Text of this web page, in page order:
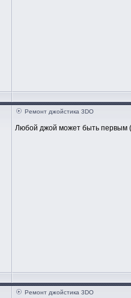
Ремонт джойстика 3DO
Любой джой может быть первым
Ремонт джойстика 3DO